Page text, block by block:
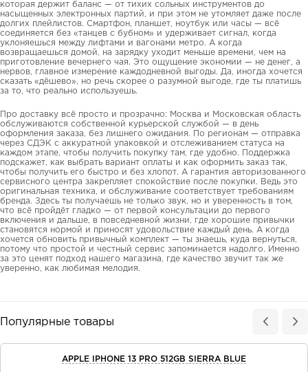
которая держит баланс — от тихих сольных инструментов до
насыщенных электронных партий, и при этом не утомляет даже после
долгих плейлистов. Смартфон, планшет, ноутбук или часы — всё
соединяется без «танцев с бубном» и удерживает сигнал, когда
уклоняешься между лифтами и вагонами метро. А когда
возвращаешься домой, на зарядку уходит меньше времени, чем на
приготовление вечернего чая. Это ощущение экономии — не денег, а
нервов, главное измерение каждодневной выгоды. Да, иногда хочется
сказать «дёшево», но речь скорее о разумной выгоде, где ты платишь
за то, что реально используешь.
Про доставку всё просто и прозрачно: Москва и Московская область
обслуживаются собственной курьерской службой — в день
оформления заказа, без лишнего ожидания. По регионам — отправка
через СДЭК с аккуратной упаковкой и отслеживанием статуса на
каждом этапе, чтобы получить покупку там, где удобно. Поддержка
подскажет, как выбрать вариант оплаты и как оформить заказ так,
чтобы получить его быстро и без хлопот. А гарантия авторизованного
сервисного центра закрепляет спокойствие после покупки. Ведь это
оригинальная техника, и обслуживание соответствует требованиям
бренда. Здесь ты получаешь не только звук, но и уверенность в том,
что всё пройдёт гладко — от первой консультации до первого
включения и дальше, в повседневной жизни, где хорошие привычки
становятся нормой и приносят удовольствие каждый день. А когда
хочется обновить привычный комплект — ты знаешь, куда вернуться,
потому что простой и честный сервис запоминается надолго. Именно
за это ценят подход нашего магазина, где качество звучит так же
уверенно, как любимая мелодия.
Популярные товары
APPLE IPHONE 13 PRO 512GB SIERRA BLUE